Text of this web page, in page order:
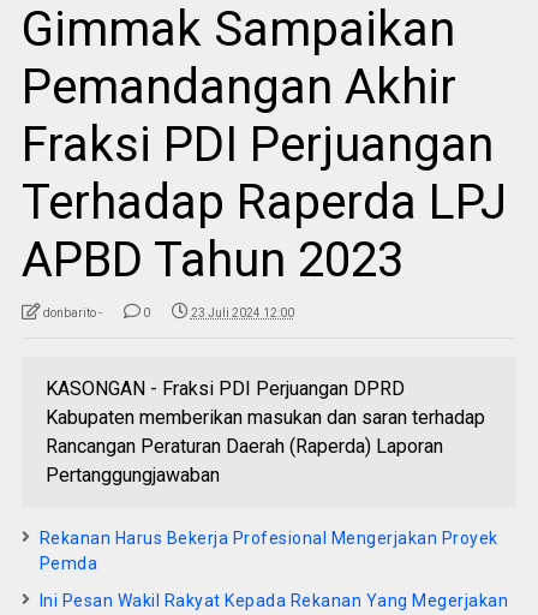
Gimmak Sampaikan
Pemandangan Akhir
Fraksi PDI Perjuangan
Terhadap Raperda LPJ
APBD Tahun 2023
donbarito - 0 23 Juli 2024 12:00
KASONGAN - Fraksi PDI Perjuangan DPRD
Kabupaten memberikan masukan dan saran terhadap
Rancangan Peraturan Daerah (Raperda) Laporan
Pertanggungjawaban
Rekanan Harus Bekerja Profesional Mengerjakan Proyek
Pemda
Ini Pesan Wakil Rakyat Kepada Rekanan Yang Megerjakan